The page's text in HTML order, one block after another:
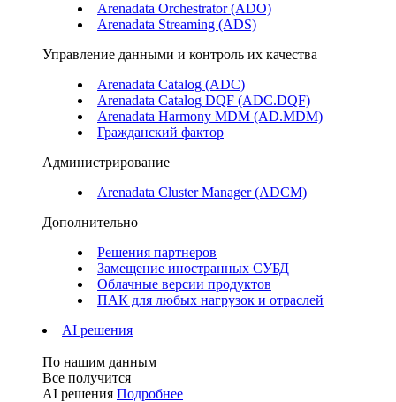
Arenadata Orchestrator (ADO)
Arenadata Streaming (ADS)
Управление данными и контроль их качества
Arenadata Catalog (ADC)
Arenadata Catalog DQF (ADС.DQF)
Arenadata Harmony MDM (AD.MDM)
Гражданский фактор
Администрирование
Arenadata Cluster Manager (ADCM)
Дополнительно
Решения партнеров
Замещение иностранных СУБД
Облачные версии продуктов
ПАК для любых нагрузок и отраслей
AI решения
По нашим данным
Все получится
AI решения Подробнее